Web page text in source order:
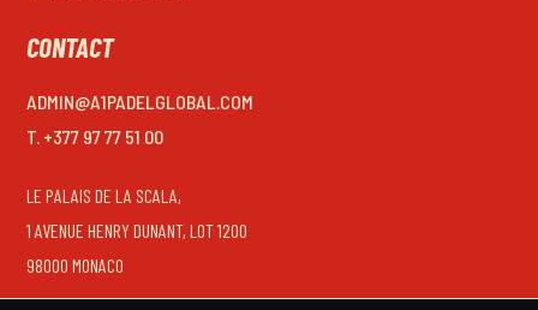
CONTACT
ADMIN@A1PADELGLOBAL.COM
T. +377 97 77 51 00
LE PALAIS DE LA SCALA,
1 AVENUE HENRY DUNANT, LOT 1200
98000 MONACO